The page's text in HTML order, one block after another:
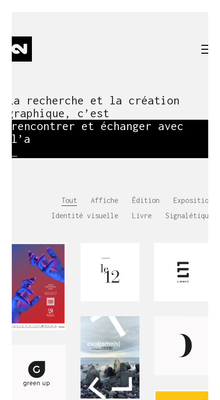
La recherche et la création
graphique, c’est
rencontrer et échanger avec
l’aut
Tout Affiche Édition
Exposition
Identité visuelle
Livre Signalétique